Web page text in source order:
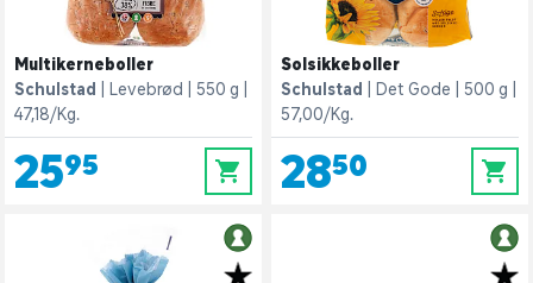
Multikerneboller
Schulstad
Levebrød
550 g
47,18/Kg.
25,95 0
Solsikkeboller
Schulstad
Det Gode
500 g
57,00/Kg.
28,50 0